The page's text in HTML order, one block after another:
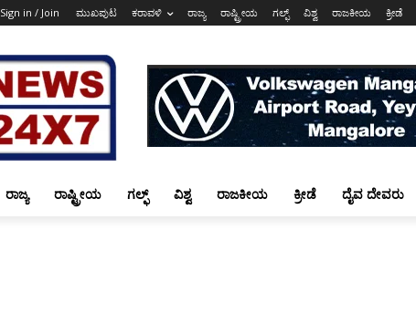
Sign in / Join ಮುಖಪುಟ ಕರಾವಳಿ ರಾಜ್ಯ ರಾಷ್ಟ್ರೀಯ ಗಲ್ಫ್ ವಿಶ್ವ ರಾಜಕೀಯ ಕ್ರೀಡೆ
ರಾಜ್ಯ ರಾಷ್ಟ್ರೀಯ ಗಲ್ಫ್ ವಿಶ್ವ ರಾಜಕೀಯ ಕ್ರೀಡೆ ದೈವ ದೇವರು